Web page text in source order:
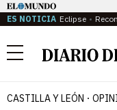
ES NOTICIA Eclipse
Menú
CASTILLA Y LEÓN